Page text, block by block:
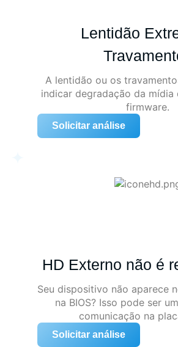
Lentidão
A lentidão ou os
indicar degradação da mídia
firmware.
Solicitar análise
HD Externo não é
Seu dispositivo não aparece
na BIOS? Isso pode ser
comunicação na
Solicitar análise